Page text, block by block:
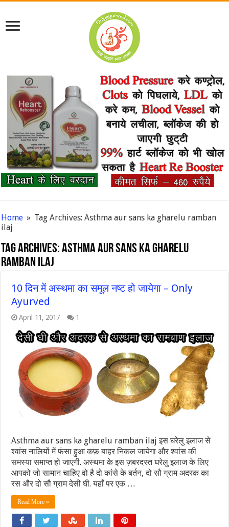
Home » Tag Archives: Asthma aur sans ka gharelu ramban
ilaj
Tag Archives:Asthma aur sans ka gharelu
ramban ilaj
10 दिन में अस्थमा का समूल नष्ट हो जायेगा – Only
Ayurved
April 11, 2017 1
Asthma aur sans ka gharelu ramban ilaj इस घरेलु इलाज से
श्वांस नालियों में फंसा हुआ कफ़ बाहर निकल जायेगा और श्वांस की
समस्या समाप्त हो जाएगी. अस्थमा के इस ज़बरदस्त घरेलु इलाज के लिए
आपको जो सामान चाहिए वो है दो कांसे के बर्तन, दो सौ ग्राम अदरक का
रस और दो सौ ग्राम देसी घी. यहाँ पर एक …
Read More »